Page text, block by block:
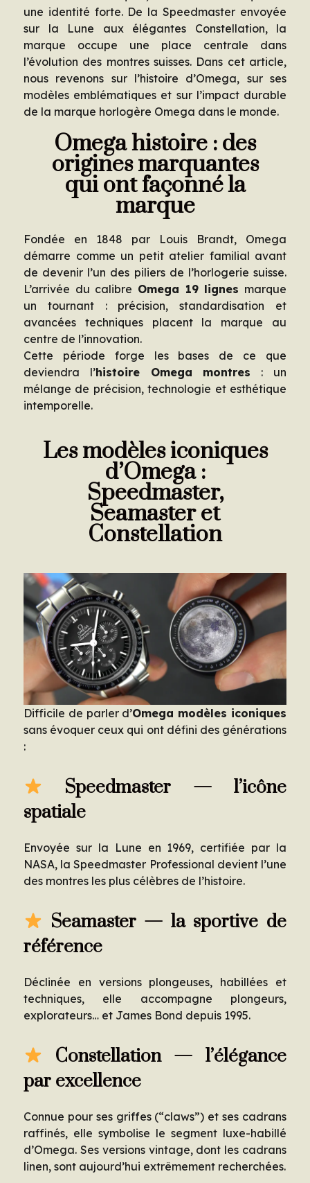
une identité forte. De la Speedmaster envoyée
sur la Lune aux élégantes Constellation, la
marque occupe une place centrale dans
l’évolution des montres suisses. Dans cet article,
nous revenons sur l’histoire d’Omega, sur ses
modèles emblématiques et sur l’impact durable
de la marque horlogère Omega dans le monde.
Omega histoire : des
origines marquantes
qui ont façonné la
marque
Fondée en 1848 par Louis Brandt, Omega
démarre comme un petit atelier familial avant
de devenir l’un des piliers de l’horlogerie suisse.
L’arrivée du calibre Omega 19 lignes marque
un tournant : précision, standardisation et
avancées techniques placent la marque au
centre de l’innovation.
Cette période forge les bases de ce que
deviendra l’histoire Omega montres : un
mélange de précision, technologie et esthétique
intemporelle.
Les modèles iconiques
d’Omega :
Speedmaster,
Seamaster et
Constellation
Difficile de parler d’Omega modèles iconiques
sans évoquer ceux qui ont défini des générations
:
Speedmaster — l’icône
spatiale
Envoyée sur la Lune en 1969, certifiée par la
NASA, la Speedmaster Professional devient l’une
des montres les plus célèbres de l’histoire.
Seamaster — la sportive de
référence
Déclinée en versions plongeuses, habillées et
techniques, elle accompagne plongeurs,
explorateurs… et James Bond depuis 1995.
Constellation — l’élégance
par excellence
Connue pour ses griffes (“claws”) et ses cadrans
raffinés, elle symbolise le segment luxe-habillé
d’Omega. Ses versions vintage, dont les cadrans
linen, sont aujourd’hui extrêmement recherchées.